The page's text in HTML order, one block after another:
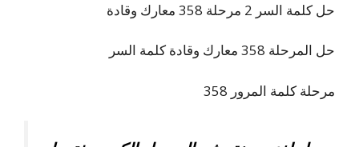
حل كلمة السر 2 مرحلة 358 معارك وقادة
حل المرحلة 358 معارك وقادة كلمة السر
مرحلة كلمة المرور 358